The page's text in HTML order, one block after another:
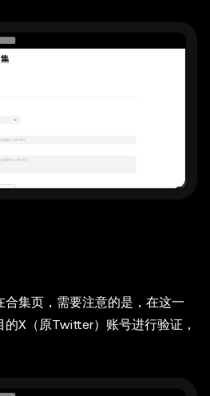
集页，需要注意的是，在这一
X（原Twitter）账号进行验证，